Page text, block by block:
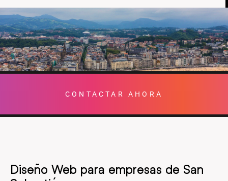
CONTACTAR AHORA
Diseño Web para empresas de San